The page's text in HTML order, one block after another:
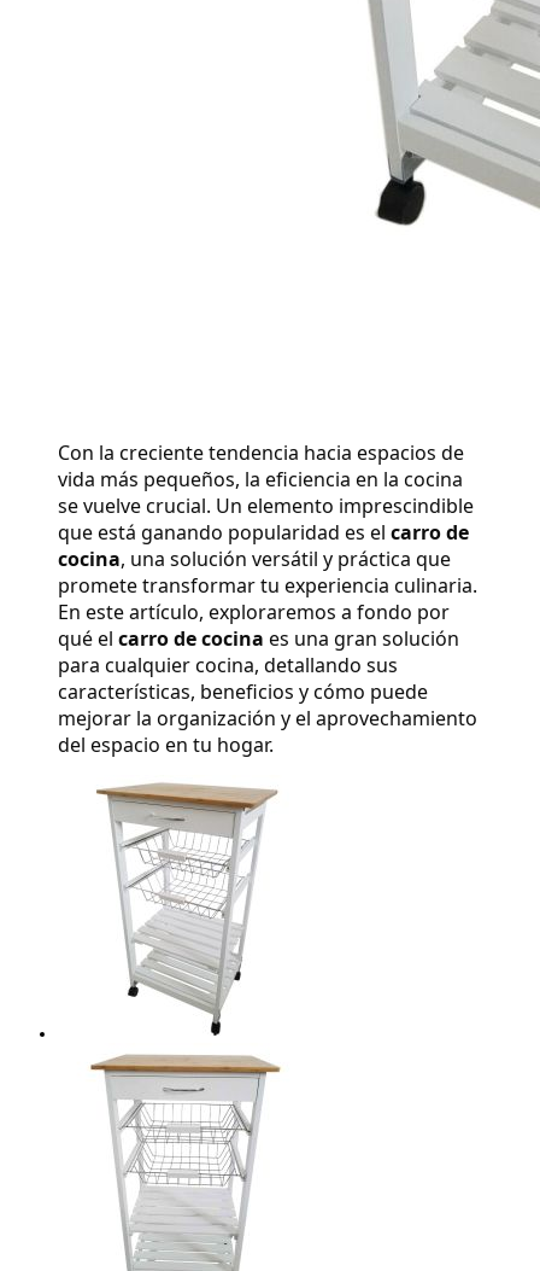
Con la creciente tendencia hacia espacios de
vida más pequeños, la eficiencia en la cocina
se vuelve crucial. Un elemento imprescindible
que está ganando popularidad es el carro de
cocina, una solución versátil y práctica que
promete transformar tu experiencia culinaria.
En este artículo, exploraremos a fondo por
qué el carro de cocina es una gran solución
para cualquier cocina, detallando sus
características, beneficios y cómo puede
mejorar la organización y el aprovechamiento
del espacio en tu hogar.